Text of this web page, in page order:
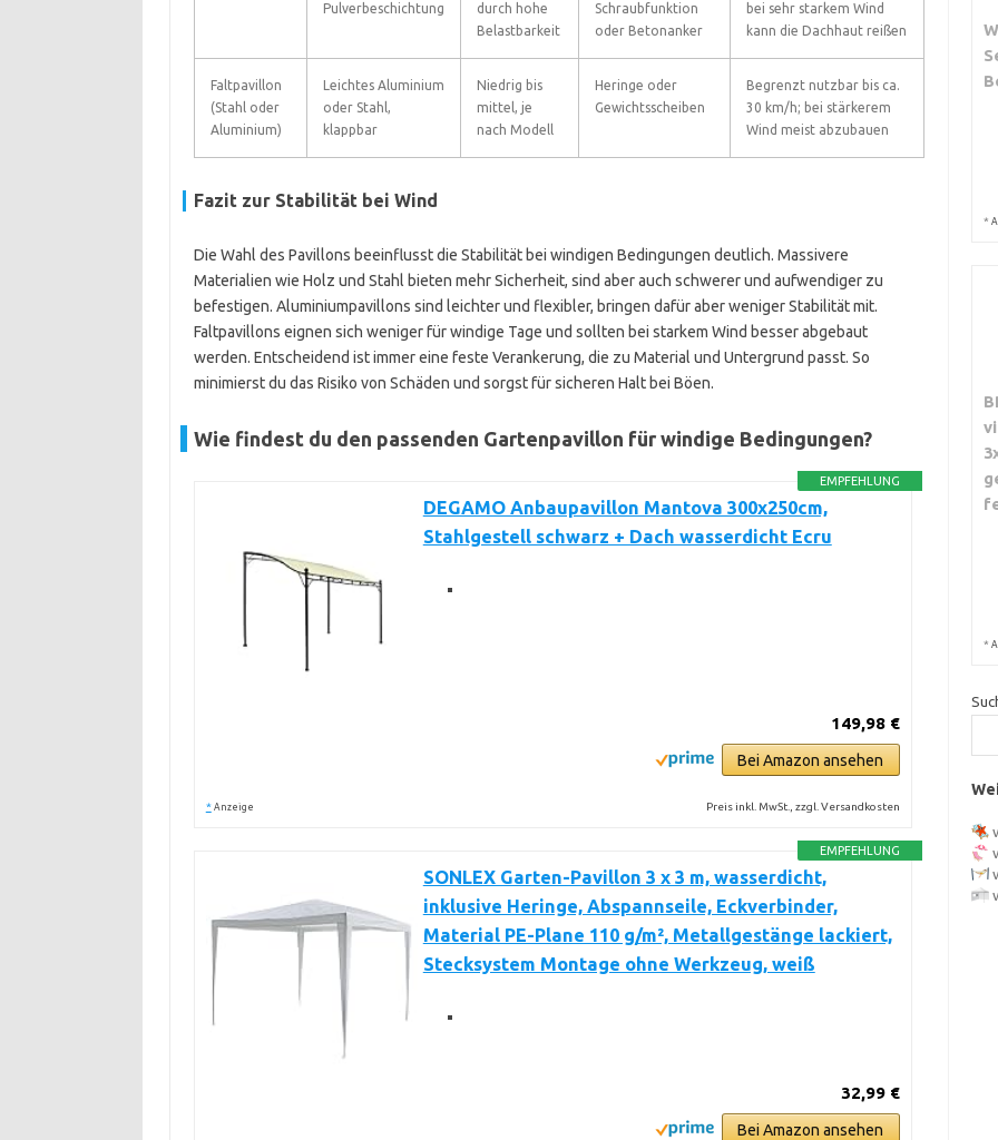
Pulverbeschichtung
durch hohe
Belastbarkeit
Schraubfunktion
oder Betonanker
bei sehr starkem Wind
kann die Dachhaut reißen
Faltpavillon
(Stahl oder
Aluminium)
Leichtes Aluminium
oder Stahl,
klappbar
Niedrig bis
mittel, je
nach Modell
Heringe oder
Gewichtsscheiben
Begrenzt nutzbar bis ca.
30 km/h; bei stärkerem
Wind meist abzubauen
Fazit zur Stabilität bei Wind
Die Wahl des Pavillons beeinflusst die Stabilität bei windigen Bedingungen deutlich. Massivere
Materialien wie Holz und Stahl bieten mehr Sicherheit, sind aber auch schwerer und aufwendiger zu
befestigen. Aluminiumpavillons sind leichter und flexibler, bringen dafür aber weniger Stabilität mit.
Faltpavillons eignen sich weniger für windige Tage und sollten bei starkem Wind besser abgebaut
werden. Entscheidend ist immer eine feste Verankerung, die zu Material und Untergrund passt. So
minimierst du das Risiko von Schäden und sorgst für sicheren Halt bei Böen.
Wie findest du den passenden Gartenpavillon für windige Bedingungen?
EMPFEHLUNG
DEGAMO Anbaupavillon Mantova 300x250cm,
Stahlgestell schwarz + Dach wasserdicht Ecru
149,98 €
Bei Amazon ansehen
* Anzeige Preis inkl. MwSt., zzgl. Versandkosten
EMPFEHLUNG
SONLEX Garten-Pavillon 3 x 3 m, wasserdicht,
inklusive Heringe, Abspannseile, Eckverbinder,
Material PE-Plane 110 g/m², Metallgestänge lackiert,
Stecksystem Montage ohne Werkzeug, weiß
32,99 €
Bei Amazon ansehen
*
*